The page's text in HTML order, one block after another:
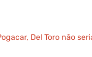
Del Toro não